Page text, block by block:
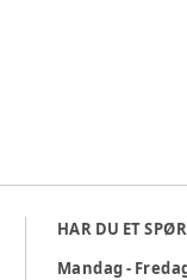
HAR DU ET
Mandag -